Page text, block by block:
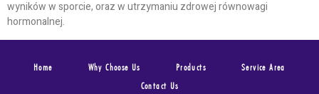
wyników w sporcie, oraz w utrzymaniu zdrowej równowagi
hormonalnej.
Home Why Choose Us Products
Service Area
Contact Us